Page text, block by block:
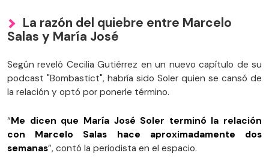
La razón del quiebre entre Marcelo
Salas y María José
Según reveló Cecilia Gutiérrez en un nuevo capítulo de su
podcast "Bombastict", habría sido Soler quien se cansó de
la relación y optó por ponerle término.
“Me dicen que María José Soler terminó la relación
con Marcelo Salas hace aproximadamente dos
semanas”, contó la periodista en el espacio.